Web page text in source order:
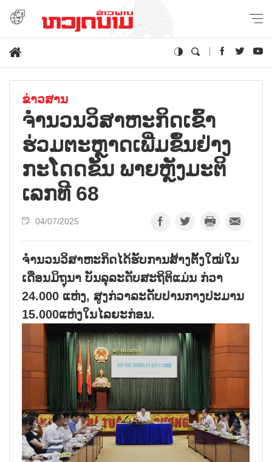
ຂ່າວສານ
ຈຳ​ນວນວິ​ສາ​ຫະ​ກິດ​ເຂົ້າ​
ຮ່ວມ​ຕະຫຼາດ​ເພີ່ມ​ຂຶ້​ນ​ຢ່າງ​
ກະ​ໂດດ​ຂັ້ນ ພາຍຫຼັງ​ມະ​ຕິ​
ເລກ​ທີ 68
04/07/2025
ຈຳນວນວິສາຫະກິດໄດ້ຮັບການສ້າງຕັ້ງໃໝ່ໃນ
ເດືອນມິຖຸນາ ບັນລຸລະດັບສະຖິຕິແມ່ນ ກ່ວາ
24.000 ແຫ່ງ, ສູງກ່ວາລະດັບປານກາງປະມານ
15.000ແຫ່ງໃນໄລຍະກ່ອນ.